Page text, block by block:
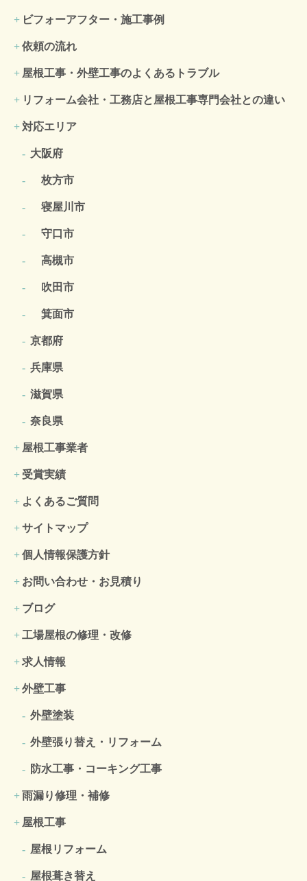
ビフォーアフター・施工事例
依頼の流れ
屋根工事・外壁工事のよくある トラブル
リフォーム会社・工務店と屋根工事専門会社との違い
対応エリア
大阪府
枚方市
寝屋川市
守口市
高槻市
吹田市
箕面市
京都府
兵庫県
滋賀県
奈良県
屋根工事業者
受賞実績
よくあるご質問
サイトマップ
個人情報保護方針
お問い合わせ・お見積り
ブログ
工場屋根の修理・改修
求人情報
外壁工事
外壁塗装
外壁張り替え・リフォーム
防水工事・コーキング工事
雨漏り修理・補修
屋根工事
屋根リフォーム
屋根葺き替え